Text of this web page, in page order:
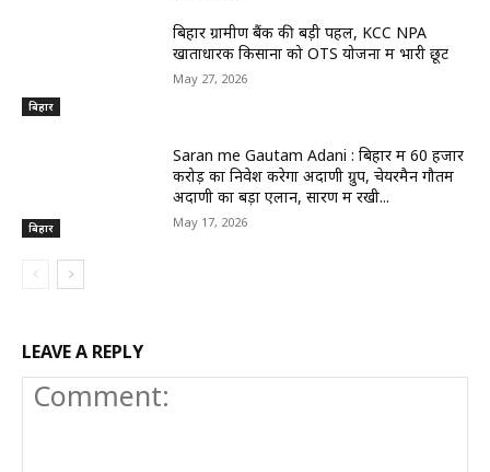
बिहार
बिहार ग्रामीण बैंक की बड़ी पहल, KCC NPA
खाताधारक किसानों को OTS योजना में भारी छूट
May 27, 2026
बिहार
Saran me Gautam Adani : बिहार में 60 हजार
करोड़ का निवेश करेगा अदाणी ग्रुप, चेयरमैन गौतम
अदाणी का बड़ा एलान, सारण में रखी...
May 17, 2026
LEAVE A REPLY